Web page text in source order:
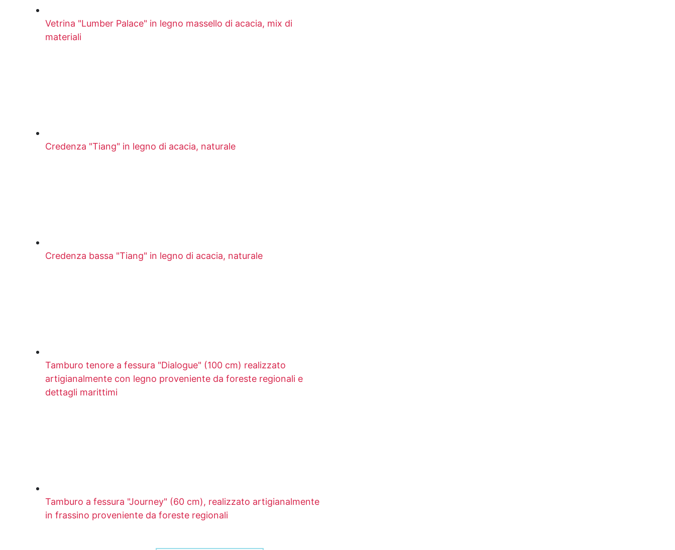
Vetrina "Lumber Palace" in legno massello di acacia, mix di
materiali
Credenza "Tiang" in legno di acacia, naturale
Credenza bassa "Tiang" in legno di acacia, naturale
Tamburo tenore a fessura "Dialogue" (100 cm) realizzato
artigianalmente con legno proveniente da foreste regionali e
dettagli marittimi
Tamburo a fessura "Journey" (60 cm), realizzato artigianalmente
in frassino proveniente da foreste regionali